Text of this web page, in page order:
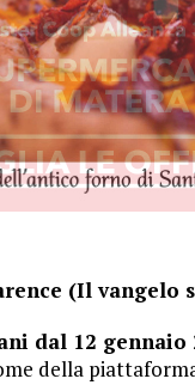
(Il vangelo
dal 12 gennaio
della